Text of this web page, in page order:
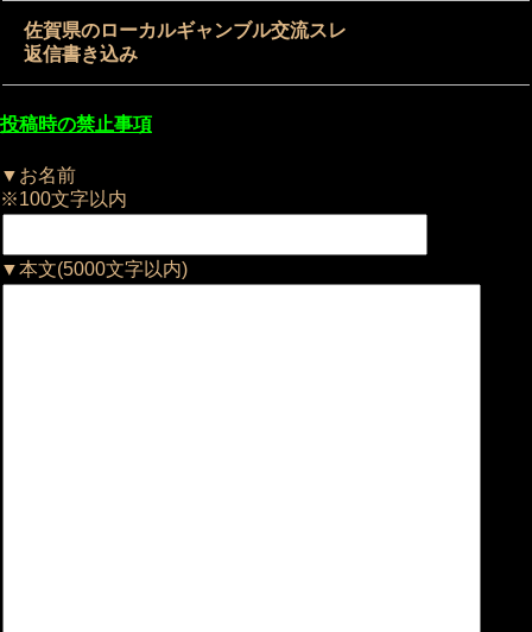
佐賀県のローカルギャンブル交流スレ
返信書き込み
投稿時の禁止事項
▼お名前
※100文字以内
▼本文(5000文字以内)